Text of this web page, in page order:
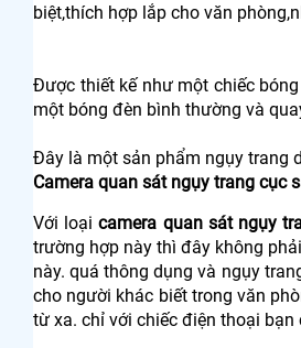
biệt,thích hợp lắp cho văn
Được thiết kế như một chiếc
một bóng đèn bình thường và
Đây là một sản phẩm ngụy trang
Camera quan sát ngụy trang cục
Với loạicamera quan sát ngụy
trường hợp này thì đây không
này. quá thông dụng và ngụy
cho người khác biết trong văn
từ xa. chỉ với chiếc điện thoại bạn